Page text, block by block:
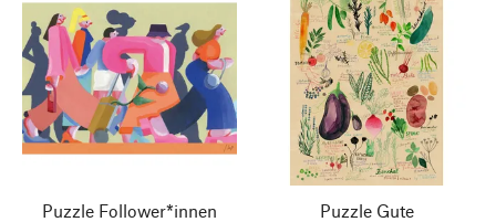
Puzzle Follower*innen Puzzle Gute